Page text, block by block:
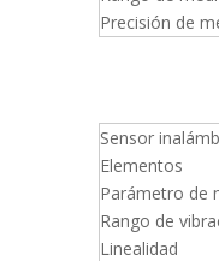
Precisión de
Sensor
Elementos
Parámetro de
Rango de
Linealidad